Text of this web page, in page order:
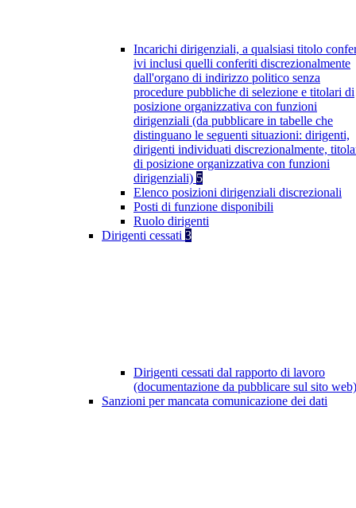
Incarichi dirigenziali, a qualsiasi titolo
ivi inclusi quelli conferiti discrezionalmente
dall'organo di indirizzo politico senza
procedure pubbliche di selezione e titolari di
posizione organizzativa con funzioni
dirigenziali (da pubblicare in tabelle che
distinguano le seguenti situazioni: dirigenti,
dirigenti individuati discrezionalmente,
di posizione organizzativa con funzioni
dirigenziali) 5
Elenco posizioni dirigenziali discrezionali
Posti di funzione disponibili
Ruolo dirigenti
Dirigenti cessati 3
Dirigenti cessati dal rapporto di lavoro
(documentazione da pubblicare sul sito
Sanzioni per mancata comunicazione dei dati